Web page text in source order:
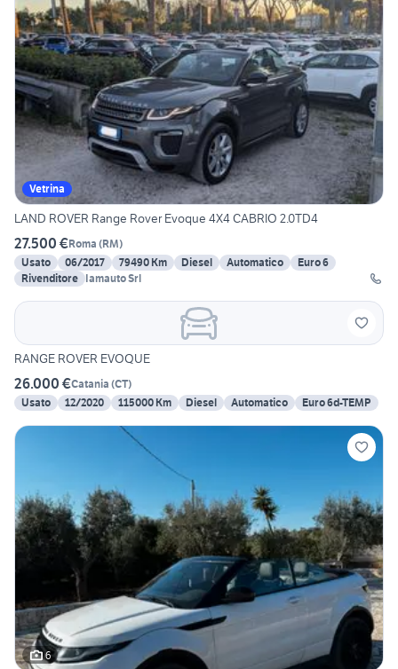
Vetrina
LAND ROVER Range Rover Evoque 4X4 CABRIO 2.0TD4
27.500 €Roma (RM)
Usato
06/2017 79490 Km Diesel Automatico
Euro 6
Rivenditore Iamauto Srl
RANGE ROVER EVOQUE
26.000 €Catania (CT)
Usato
12/2020 115000 Km Diesel Automatico Euro 6d-TEMP
6